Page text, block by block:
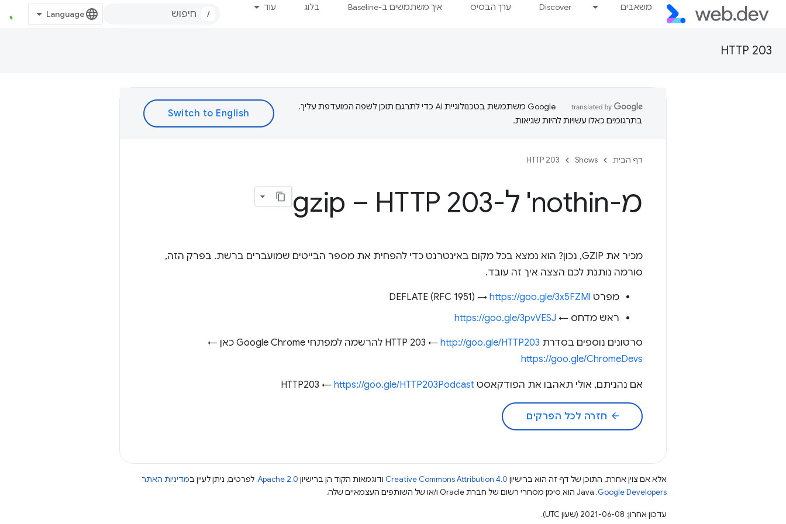
משאבים Discover ערך הבסיס איך משתמשים ב-Baseline בלוג עוד
/
HTTP 203
‫Google משתמשת בטכנולוגיית AI כדי לתרגם תוכן לשפה המועדפת עליך.
בתרגומים כאלו עשויות להיות שגיאות.
דף הבית Shows
HTTP 203
מ-nothin' ל-gzip – HTTP 203
מכיר את GZIP, נכון? הוא נמצא בכל מקום באינטרנט כדי להפחית את מספר הבייטים שמועברים ברשת. בפרק הזה,
סורמה נותנת לכם הצצה איך זה עובד.
מפרט DEFLATE (RFC 1951) → https://goo.gle/3x5FZMl
ראש מדחס ← https://goo.gle/3pvVESJ
סרטונים נוספים בסדרת HTTP 203 ← http://goo.gle/HTTP203
להרשמה למפתחי Google Chrome כאן ←
https://goo.gle/ChromeDevs
אם נהניתם, אולי תאהבו את הפודקאסט HTTP203 ← https://goo.gle/HTTP203Podcast
arrow_back חזרה לכל הפרקים
אלא אם צוין אחרת, התוכן של דף זה הוא ברישיון Creative Commons Attribution 4.0 ודוגמאות הקוד הן ברישיון Apache 2.0. לפרטים, ניתן לעיין במדיניות האתר
Google Developers‏.‏ Java הוא סימן מסחרי רשום של חברת Oracle ו/או של השותפים העצמאיים שלה.
עדכון אחרון: 2021-06-08 (שעון UTC).